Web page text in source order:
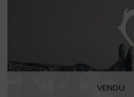
VENDU